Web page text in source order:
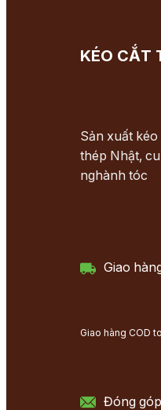
KÉO CẮT
Sản xuất
thép Nhật,
nghành tóc
Giao
Giao hàng COD
Đóng